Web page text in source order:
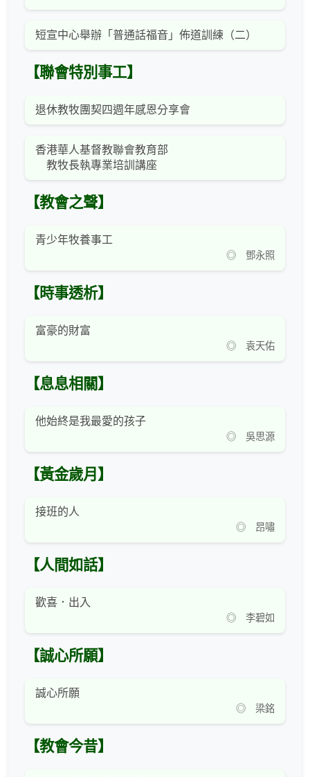
短宣中心舉辦「普通話福音」佈道訓練（二）
【聯會特別事工】
退休教牧團契四週年感恩分享會
香港華人基督教聯會教育部
教牧長執專業培訓講座
【教會之聲】
青少年牧養事工
◎ 鄧永照
【時事透析】
富豪的財富
◎ 袁天佑
【息息相關】
他始終是我最愛的孩子
◎ 吳思源
【黃金歲月】
接班的人
◎ 昂嘯
【人間如話】
歡喜．出入
◎ 李碧如
【誠心所願】
誠心所願
◎ 梁銘
【教會今昔】